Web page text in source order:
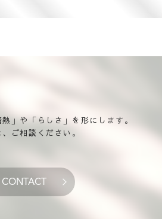
」や「らしさ」を形にします。
ご相談ください。
CONTACT